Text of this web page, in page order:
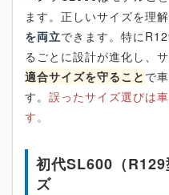
ます。正しいサイズを理解
を両立できます。特に
るごとに設計が進化し、
適合サイズを守ること で
す。 誤ったサイズ選びは
す。
初代SL600（
ズ